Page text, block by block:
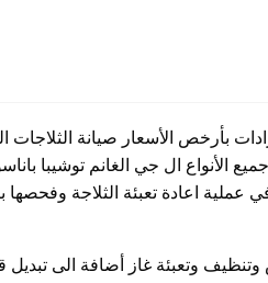
بأرخص الأسعار صيانة الثلاجات
الأنواع ال جي الغانم توشيبا
اعادة تعبئة الثلاجة وفحصها
وتعبئة غاز أضافة الى